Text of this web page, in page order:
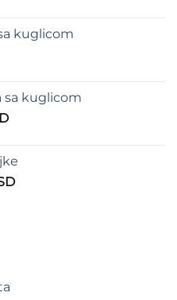
100 RSD
kuglicom
sa kuglicom
Raspon
210 RSD
doRaspon